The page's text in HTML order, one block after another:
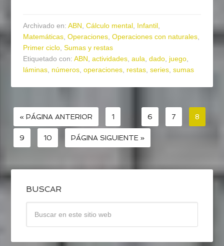
Archivado en:ABN ,Cálculo mental Infantil
Matemáticas ,Operaciones ,Operaciones con naturales
Primer ciclo ,Sumas y restas
Etiquetado con:ABN ,actividades ,aula ,dado juego
láminas números ,operaciones restas ,series ,sumas
« PÁGINA ANTERIOR 1 6 7 8
9 10 PÁGINA SIGUIENTE »
BUSCAR